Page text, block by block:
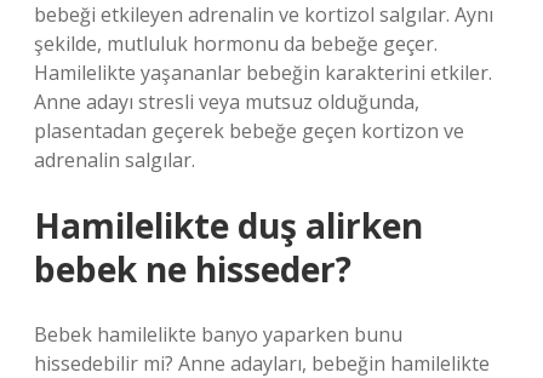
bebeği etkileyen adrenalin ve kortizol salgılar. Aynı
şekilde, mutluluk hormonu da bebeğe geçer.
Hamilelikte yaşananlar bebeğin karakterini etkiler.
Anne adayı stresli veya mutsuz olduğunda,
plasentadan geçerek bebeğe geçen kortizon ve
adrenalin salgılar.
Hamilelikte duş alirken
bebek ne hisseder?
Bebek hamilelikte banyo yaparken bunu
hissedebilir mi? Anne adayları, bebeğin hamilelikte